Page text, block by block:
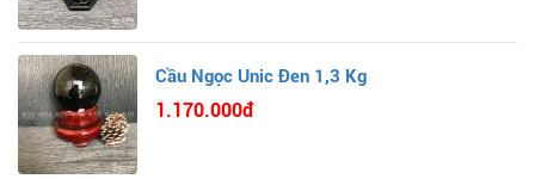
Cầu Ngọc Unic Đen 1,3 Kg
1.170.000đ